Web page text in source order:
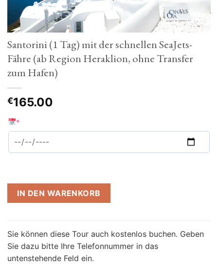
Santorini (1 Tag) mit der schnellen SeaJets-
Fähre (ab Region Heraklion, ohne Transfer
zum Hafen)
€165.00
*
IN DEN WARENKORB
Sie können diese Tour auch kostenlos buchen. Geben
Sie dazu bitte Ihre Telefonnummer in das
untenstehende Feld ein.